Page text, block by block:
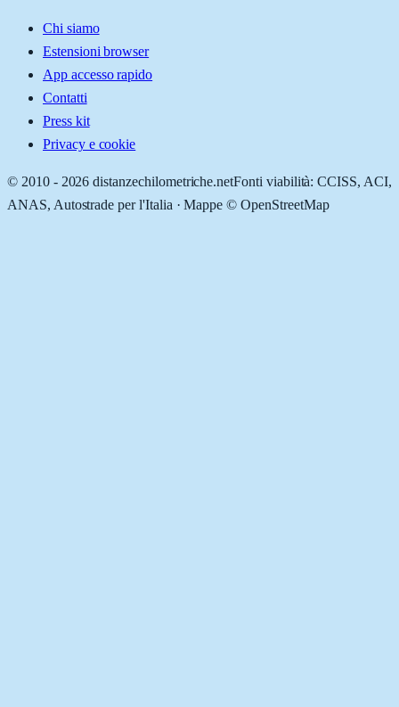
Chi siamo
Estensioni browser
App accesso rapido
Contatti
Press kit
Privacy e cookie
© 2010 - 2026 distanzechilometriche.netFonti viabilità: CCISS, ACI,
ANAS, Autostrade per l'Italia · Mappe © OpenStreetMap